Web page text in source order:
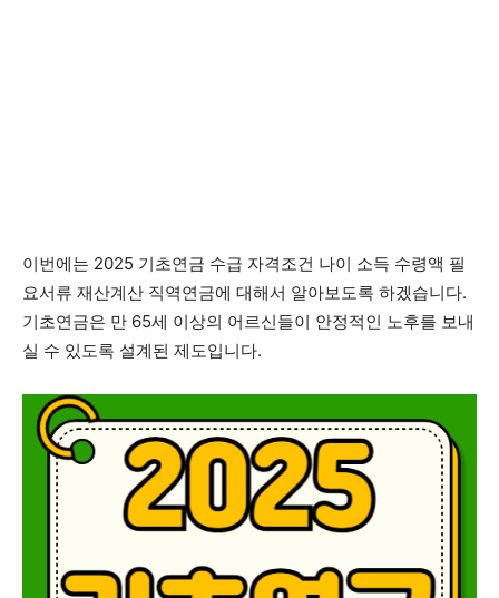
이번에는 2025 기초연금 수급 자격조건 나이 소득 수령액 필
요서류 재산계산 직역연금에 대해서 알아보도록 하겠습니다.
기초연금은 만 65세 이상의 어르신들이 안정적인 노후를 보내
실 수 있도록 설계된 제도입니다.